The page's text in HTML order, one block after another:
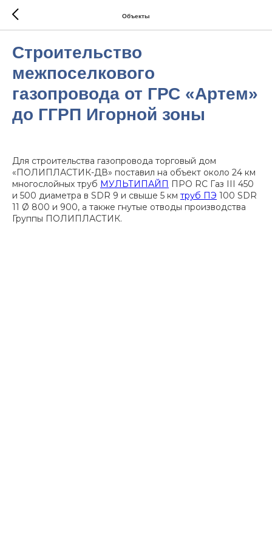
Объекты
Строительство
межпоселкового
газопровода от ГРС «Артем»
до ГГРП Игорной зоны
Для строительства газопровода торговый дом
«ПОЛИПЛАСТИК-ДВ» поставил на объект около 24 км
многослойных труб МУЛЬТИПАЙП ПРО RC Газ III 450
и 500 диаметра в SDR 9 и свыше 5 км труб ПЭ 100 SDR
11 Ø 800 и 900, а также гнутые отводы производства
Группы ПОЛИПЛАСТИК.